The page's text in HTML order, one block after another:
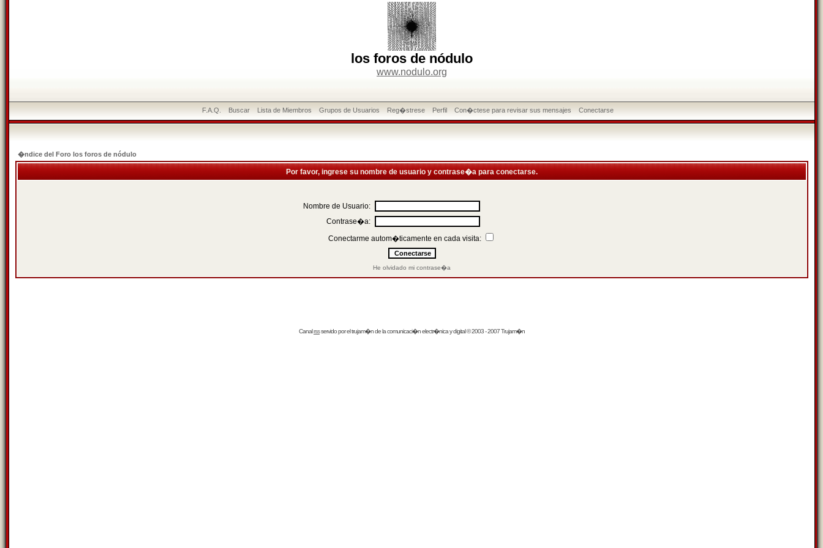
los foros de nódulo
www.nodulo.org
F.A.Q. Buscar Lista de Miembros Grupos de Usuarios Reg�strese Perfil Con�ctese para revisar sus mensajes Conectarse
�ndice del Foro los foros de nódulo
Por favor, ingrese su nombre de usuario y contrase�a para conectarse.
Nombre de Usuario:
Contrase�a:
Conectarme autom�ticamente en cada visita:
He olvidado mi contrase�a
Canalrssservido por eltrujam�nde la comunicaci�n electr�nica y digital © 2003 - 2007 Trujam�n